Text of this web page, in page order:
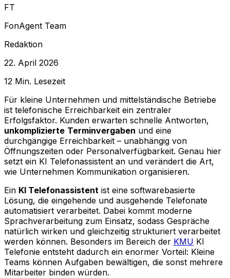
FT
FonAgent Team
Redaktion
22. April 2026
12 Min. Lesezeit
Für kleine Unternehmen und mittelständische Betriebe
ist telefonische Erreichbarkeit ein zentraler
Erfolgsfaktor. Kunden erwarten schnelle Antworten,
unkomplizierte Terminvergaben und eine
durchgängige Erreichbarkeit – unabhängig von
Öffnungszeiten oder Personalverfügbarkeit. Genau hier
setzt ein KI Telefonassistent an und verändert die Art,
wie Unternehmen Kommunikation organisieren.
Ein KI Telefonassistent ist eine softwarebasierte
Lösung, die eingehende und ausgehende Telefonate
automatisiert verarbeitet. Dabei kommt moderne
Sprachverarbeitung zum Einsatz, sodass Gespräche
natürlich wirken und gleichzeitig strukturiert verarbeitet
werden können. Besonders im Bereich der KMU KI
Telefonie entsteht dadurch ein enormer Vorteil: Kleine
Teams können Aufgaben bewältigen, die sonst mehrere
Mitarbeiter binden würden.